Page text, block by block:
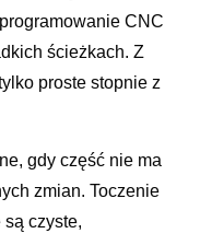
CNC
ścieżkach. Z
proste stopnie z
gdy część nie ma
zmian. Toczenie
są czyste,